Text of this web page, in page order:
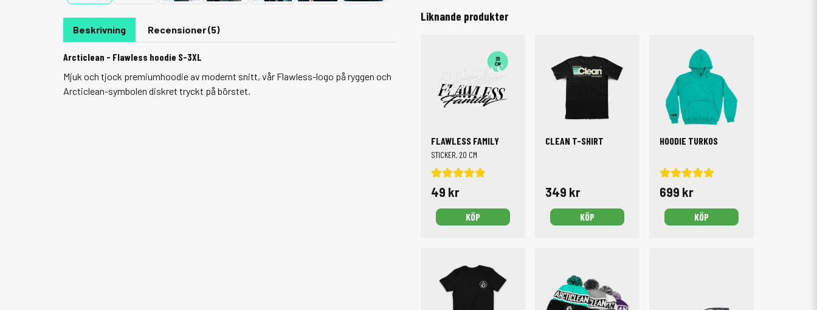
Beskrivning Recensioner (5)
Arcticlean - Flawless hoodie S-3XL
Mjuk och tjock premiumhoodie av modernt snitt, vår Flawless-logo på ryggen och
Arcticlean-symbolen diskret tryckt på börstet.
Liknande produkter
FLAWLESS FAMILY
STICKER, 20 CM
49 kr
KÖP
CLEAN T-SHIRT
349 kr
KÖP
HOODIE TURKOS
699 kr
KÖP